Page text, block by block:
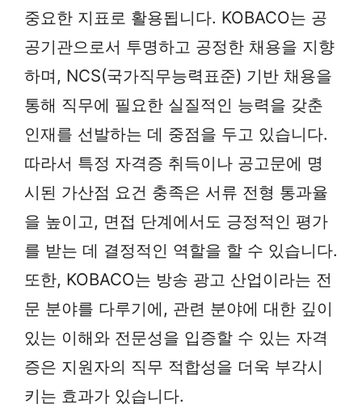
중요한 지표로 활용됩니다. KOBACO는 공
공기관으로서 투명하고 공정한 채용을 지향
하며, NCS(국가직무능력표준) 기반 채용을
통해 직무에 필요한 실질적인 능력을 갖춘
인재를 선발하는 데 중점을 두고 있습니다.
따라서 특정 자격증 취득이나 공고문에 명
시된 가산점 요건 충족은 서류 전형 통과율
을 높이고, 면접 단계에서도 긍정적인 평가
를 받는 데 결정적인 역할을 할 수 있습니다.
또한, KOBACO는 방송 광고 산업이라는 전
문 분야를 다루기에, 관련 분야에 대한 깊이
있는 이해와 전문성을 입증할 수 있는 자격
증은 지원자의 직무 적합성을 더욱 부각시
키는 효과가 있습니다.